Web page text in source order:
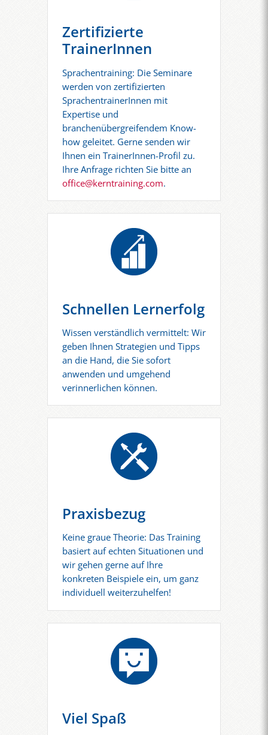
Zertifizierte
TrainerInnen
Sprachentraining: Die Seminare
werden von zertifizierten
SprachentrainerInnen mit
Expertise und
branchenübergreifendem Know-
how geleitet. Gerne senden wir
Ihnen ein TrainerInnen-Profil zu.
Ihre Anfrage richten Sie bitte an
office@kerntraining.com.
Schnellen Lernerfolg
Wissen verständlich vermittelt: Wir
geben Ihnen Strategien und Tipps
an die Hand, die Sie sofort
anwenden und umgehend
verinnerlichen können.
Praxisbezug
Keine graue Theorie: Das Training
basiert auf echten Situationen und
wir gehen gerne auf Ihre
konkreten Beispiele ein, um ganz
individuell weiterzuhelfen!
Viel Spaß